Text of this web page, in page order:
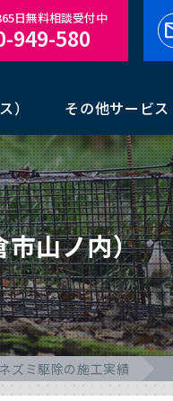
） その他サービス
日無料相談受付中
949-580
市山ノ内）
ズミ駆除の施工実績